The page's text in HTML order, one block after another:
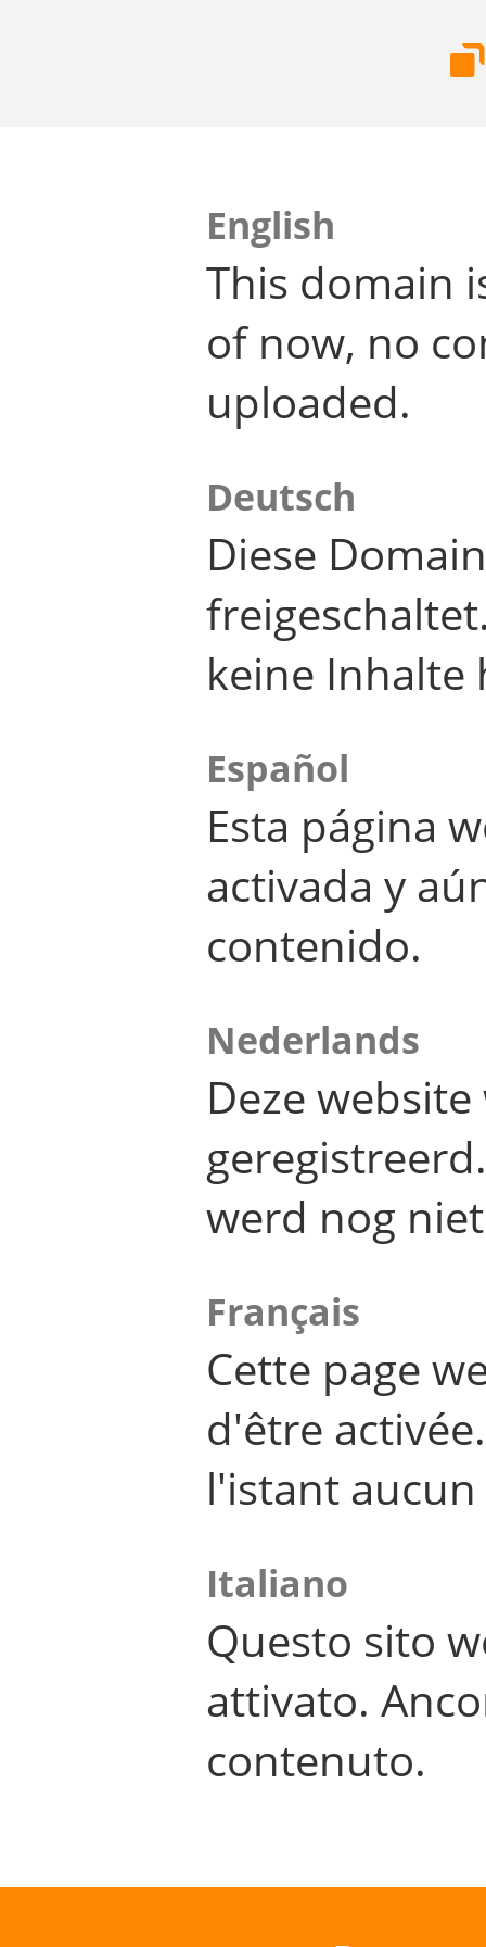
English
This domain
of now, no
uploaded.
Deutsch
Diese
keine Inhalte
Español
Esta página
activada y
contenido.
Nederlands
Deze
werd nog
Français
Cette page
d'être
l'istant
Italiano
Questo sito
attivato.
contenuto.